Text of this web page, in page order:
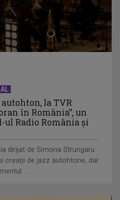
la TVR
în România”, un
Radio România şi
dirijat de Simona Strungaru
creaţii de jazz autohtone, dar